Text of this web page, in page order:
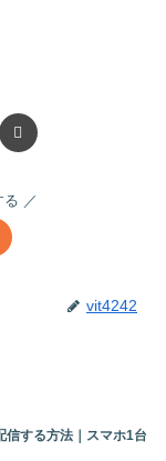
る
vit4242
信する方法｜スマホ1台